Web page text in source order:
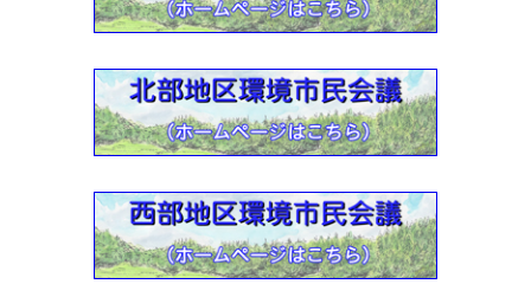
2022-03-24
北部地区環境市民会議活動紹介【動画】
2022-03-24
東南部地区環境市民会議活動紹介【動画】
2022-01-13
2022-01-13
中央地区環境市民会議活動紹介【動画】
2022-01-13